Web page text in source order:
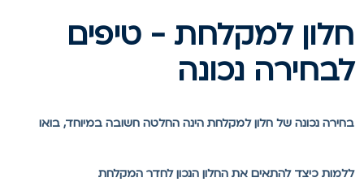
למקלחת - טיפים
נכונה
נכונה של חלון למקלחת הינה החלטה חשובה במיוחד, בואו
כיצד להתאים את החלון הנכון לחדר המקלחת